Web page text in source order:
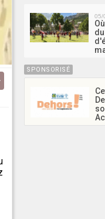
05/
SPONSORISÉ